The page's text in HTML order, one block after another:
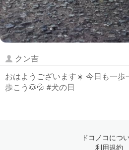
クン吉
おはようございます☀️ 今日も一歩
歩こう🐶💦 #犬の日
ドコノコにつ
利用規約